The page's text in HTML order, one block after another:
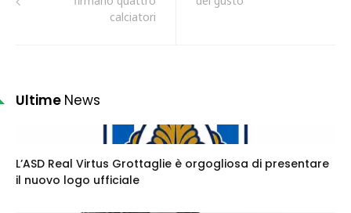
calciatori
Ultime News
L’ASD Real Virtus Grottaglie è orgogliosa di presentare
il nuovo logo ufficiale